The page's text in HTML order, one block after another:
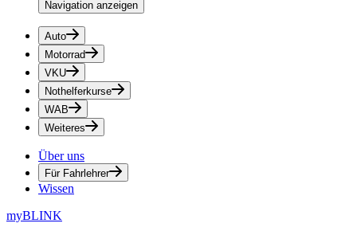
Navigation anzeigen
Auto
Motorrad
VKU
Nothelferkurse
WAB
Weiteres
Über uns
Für Fahrlehrer
Wissen
myBLINK